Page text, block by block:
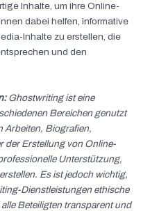
Inhalte, um ihre Online-
dabei helfen, informative
Inhalte zu erstellen, die
und den
Ghostwriting ist eine
Bereichen genutzt
Arbeiten, Biografien,
der Erstellung von Online-
Unterstützung,
Es ist jedoch wichtig,
Dienstleistungen ethische
Beteiligten transparent und